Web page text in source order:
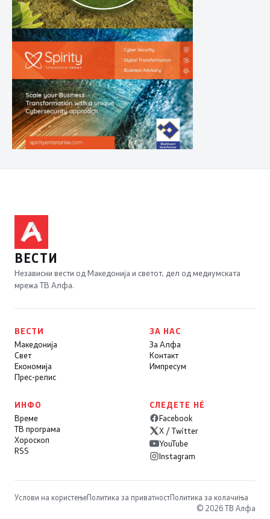
ВЕСТИ
Независни вести од Македонија и светот, дел од медиумската
мрежа ТВ Алфа.
ВЕСТИ
Македонија
Свет
Економија
Прес-релис
ЗА НАС
За Алфа
Контакт
Импресум
ИНФО
Време
ТВ програма
Хороскоп
RSS
СЛЕДЕТЕ НÉ
Facebook
X / Twitter
YouTube
Instagram
Услови на користењеПолитика за приватностПолитика за колачиња
© 2026 ТВ Алфа